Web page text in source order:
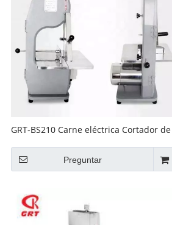
GRT-BS210 Carne eléctrica Cortador de
Preguntar